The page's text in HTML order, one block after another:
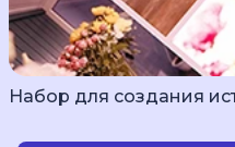
Набор для создания